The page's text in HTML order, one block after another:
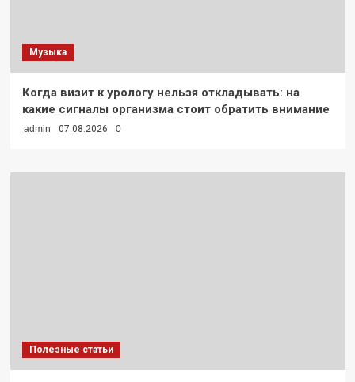
Музыка
Когда визит к урологу нельзя откладывать: на
какие сигналы организма стоит обратить внимание
admin 07.08.2026 0
Полезные статьи